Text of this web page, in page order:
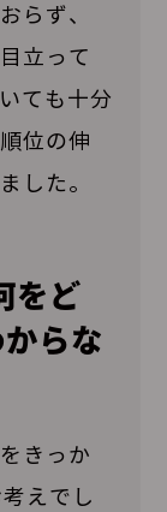
らず、
立って
ても十分
位の伸
した。
をど
らな
きっか
えでし